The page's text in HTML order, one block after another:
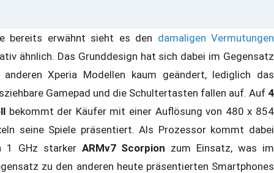
bereits erwähnt sieht es den damaligen Vermutungen
ähnlich. Das Grunddesign hat sich dabei im Gegensatz
anderen Xperia Modellen kaum geändert, lediglich das
Gamepad und die Schultertasten fallen auf. Auf 4
bekommt der Käufer mit einer Auflösung von 480 x 854
seine Spiele präsentiert. Als Prozessor kommt dabei
1 GHz starker ARMv7 Scorpion zum Einsatz, was im
zu den anderen heute präsentierten Smartphones